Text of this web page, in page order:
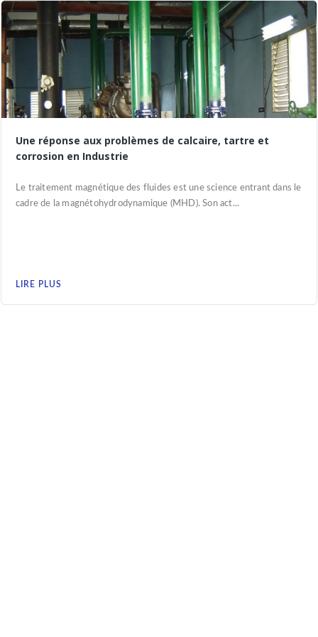
Une réponse aux problèmes de calcaire, tartre et
corrosion en Industrie
Le traitement magnétique des fluides est une science entrant dans le
cadre de la magnétohydrodynamique (MHD). Son act...
LIRE PLUS